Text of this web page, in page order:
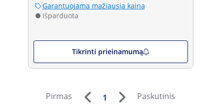
Garantuojama mažiausia kaina
Išparduota
Tikrinti prieinamumą
Pirmas 1 Paskutinis